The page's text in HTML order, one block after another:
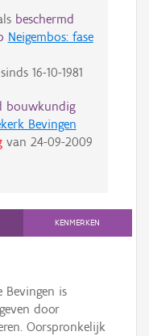
beschermd
Neigembos: fase
16-10-1981
bouwkundig
Bevingen
van 24-09-2009
KENMERKEN
Bevingen is
door
Oorspronkelijk